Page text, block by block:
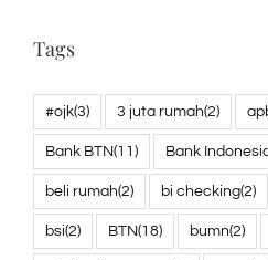
Tags
#ojk(3) 3 juta rumah(2)
Bank BTN(11) Bank
beli rumah(2) bi checking(2)
bsi(2) BTN(18) bumn(2)